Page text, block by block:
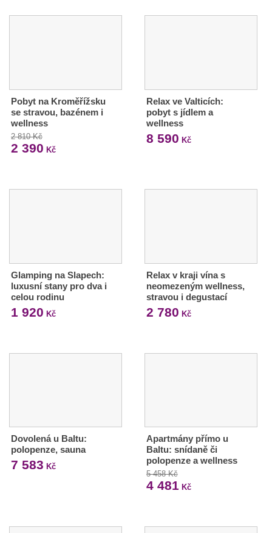
Pobyt na Kroměřížsku
se stravou, bazénem i
wellness
2 810 Kč
2 390 Kč
Relax ve Valticích:
pobyt s jídlem a
wellness
8 590 Kč
Glamping na Slapech:
luxusní stany pro dva i
celou rodinu
1 920 Kč
Relax v kraji vína s
neomezeným wellness,
stravou i degustací
2 780 Kč
Dovolená u Baltu:
polopenze, sauna
7 583 Kč
Apartmány přímo u
Baltu: snídaně či
polopenze a wellness
5 458 Kč
4 481 Kč